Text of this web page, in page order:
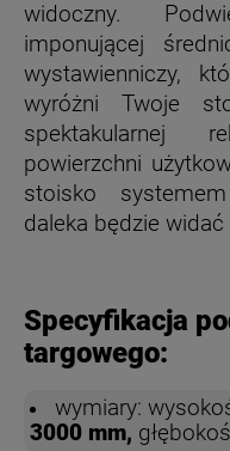
widoczny.
imponującej
wystawienniczy,
wyróżni Twoje
spektakularnej
powierzchni
stoisko
daleka będzie
Specyfikacja
targowego:
wymiary:
3000 mm,